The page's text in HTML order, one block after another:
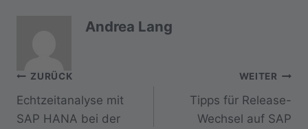
Andrea Lang
Beitragsnavigation
ZURÜCK
Echtzeitanalyse mit
SAP HANA bei der
WEITER
Tipps für Release-
Wechsel auf SAP